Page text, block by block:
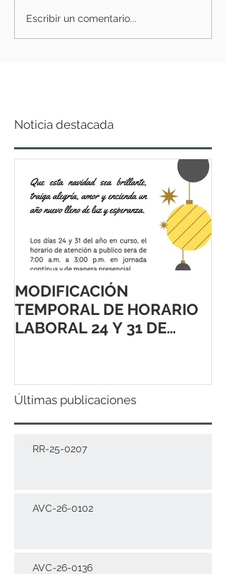
Escribir un comentario...
Noticia destacada
MODIFICACIÓN
TEMPORAL DE HORARIO
LABORAL 24 Y 31 DE
Últimas publicaciones
RR-25-0207
AVC-26-0102
AVC-26-0136